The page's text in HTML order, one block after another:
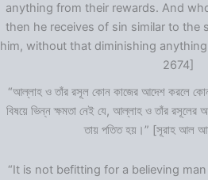
anything from their rewards. And
then he receives of sin similar to the
him, without that diminishing
2674]
“আল্লাহ ও তাঁর রসূল কোন কাজের আদেশ করলে
বিষয়ে ভিন্ন ক্ষমতা নেই যে, আল্লাহ ও তাঁর রসূলের
তায় পতিত হয়।” [সূরাহ আল
“It is not befitting for a believing